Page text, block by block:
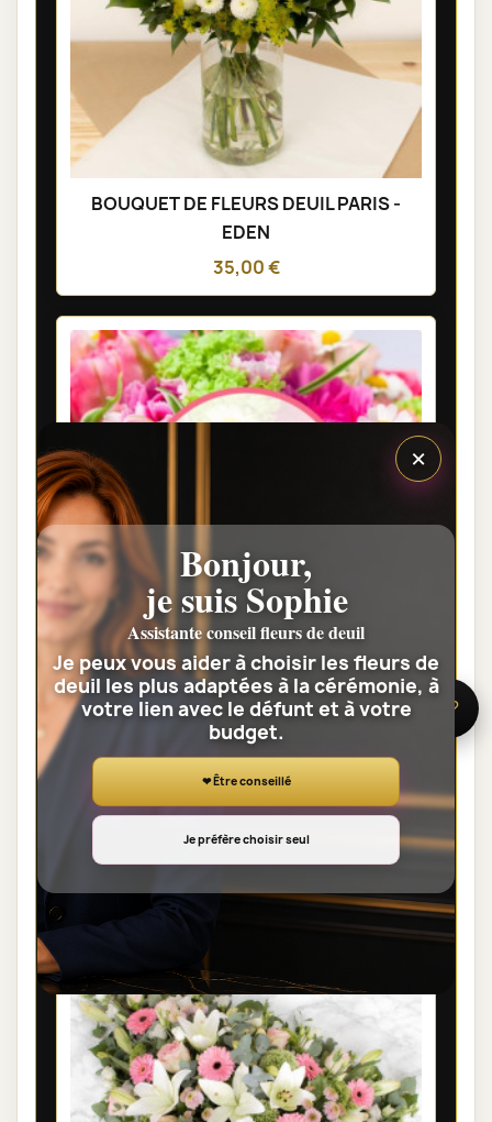
BOUQUET DE FLEURS DEUIL PARIS -
EDEN
35,00 €
BOUQUET DEUIL PARIS - BOUQUET DU
FLEURISTE ROSE
35,00 €
Voir toute la catégorie
GERBES DE FLEURS DEUIL
🌸 Besoin d’aide ?
×
Bonjour,
je suis Sophie
Assistante conseil fleurs de deuil
Je peux vous aider à choisir les fleurs de
deuil les plus adaptées à la cérémonie, à
votre lien avec le défunt et à votre
budget.
❤ Être conseillé
Je préfère choisir seul